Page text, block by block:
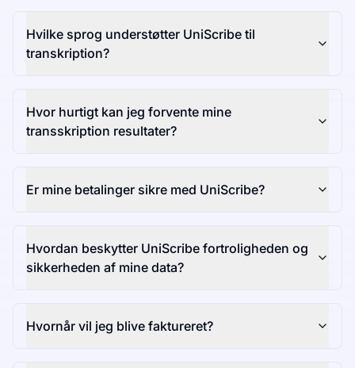
Hvilke sprog understøtter UniScribe til
transkription?
Hvor hurtigt kan jeg forvente mine
transskription resultater?
Er mine betalinger sikre med UniScribe?
Hvordan beskytter UniScribe fortroligheden og
sikkerheden af mine data?
Hvornår vil jeg blive faktureret?